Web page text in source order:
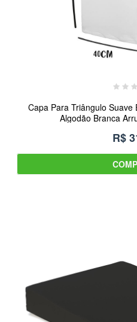
Capa Para Triângulo
Algodão Branca
R$